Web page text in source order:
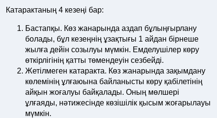
Катарактаның 4 кезеңі бар:
Бастапқы. Көз жанарында аздап бұлыңғырлану
болады, бұл кезеңнің ұзақтығы 1 айдан бірнеше
жылға дейін созылуы мүмкін. Емделушілер көру
өткірлігінің қатты төмендеуін сезбейді.
Жетілмеген катаракта. Көз жанарында зақымдану
көлемінің ұлғаюына байланысты көру қабілетінің
айқын жоғалуы байқалады. Оның мөлшері
ұлғаяды, нәтижесінде көзішілік қысым жоғарылауы
мүмкін.